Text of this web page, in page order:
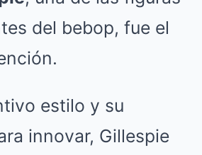
del bebop, fue el
estilo y su
innovar, Gillespie